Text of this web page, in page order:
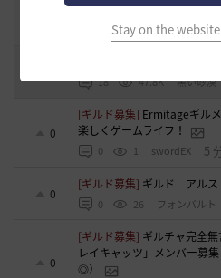
Stay on the
エント研究室動画集
32.4K 黒い砂漠
18 47.8K 黒い砂漠
0
[ギルド募集] Ermitageギル
楽しくゲームライフ！
0 1 swordEX 5
0
[ギルド募集] ギルド アルス
0 26 フォンバルト
0
[ギルド募集] ギルチャ完全
レイキャッツ」メンバー募
◎）